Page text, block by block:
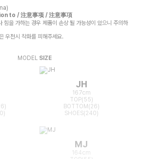
to / 注意事项 / 注意事項
힘을 가하는 경우 제품이 손상 될 가능성이 있으니 주의하
우천시 착화를 피해주세요.
MODEL SIZE
JH
167cm
TOP(55)
BOTTOM(26)
SHOES(240)
MJ
164cm